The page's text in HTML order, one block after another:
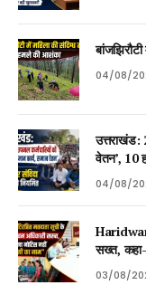
04/08/
उत्तराखंड:
वेतन’, 10
04/08/
Haridwar:
सख्त, कहा-
03/08/